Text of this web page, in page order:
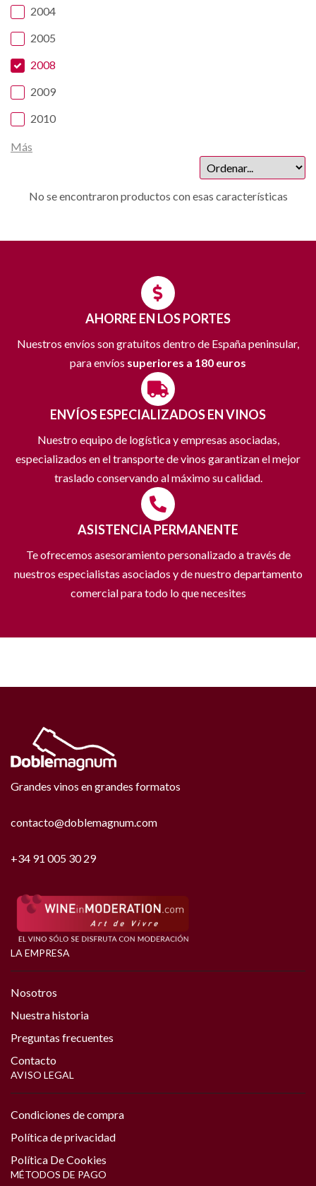
2004
2005
2008
2009
2010
Más
No se encontraron productos con esas características
AHORRE EN LOS PORTES
Nuestros envíos son gratuitos dentro de España peninsular,
para envíos superiores a 180 euros
ENVÍOS ESPECIALIZADOS EN VINOS
Nuestro equipo de logística y empresas asociadas,
especializados en el transporte de vinos garantizan el mejor
traslado conservando al máximo su calidad.
ASISTENCIA PERMANENTE
Te ofrecemos asesoramiento personalizado a través de
nuestros especialistas asociados y de nuestro departamento
comercial para todo lo que necesites
Grandes vinos en grandes formatos
contacto@doblemagnum.com
+34 91 005 30 29
LA EMPRESA
Nosotros
Nuestra historia
Preguntas frecuentes
Contacto
AVISO LEGAL
Condiciones de compra
Política de privacidad
Política De Cookies
MÉTODOS DE PAGO